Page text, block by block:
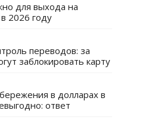
для выхода на
2026 году
переводов: за
заблокировать карту
в долларах в
ответ